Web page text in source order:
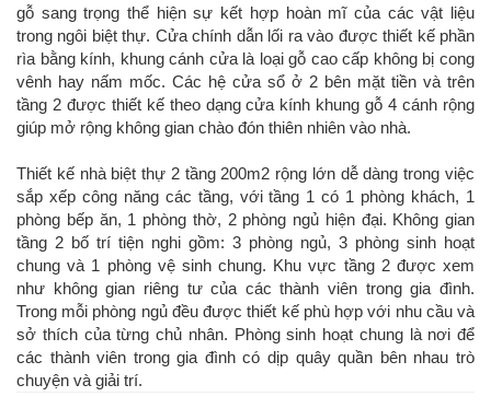
gỗ sang trọng thể hiện sự kết hợp hoàn mĩ của các vật liệu
trong ngôi biệt thự. Cửa chính dẫn lối ra vào được thiết kế phần
rìa bằng kính, khung cánh cửa là loại gỗ cao cấp không bị cong
vênh hay nấm mốc. Các hệ cửa sổ ở 2 bên mặt tiền và trên
tầng 2 được thiết kế theo dạng cửa kính khung gỗ 4 cánh rộng
giúp mở rộng không gian chào đón thiên nhiên vào nhà.
Thiết kế nhà biệt thự 2 tầng 200m2 rộng lớn dễ dàng trong việc
sắp xếp công năng các tầng, với tầng 1 có 1 phòng khách, 1
phòng bếp ăn, 1 phòng thờ, 2 phòng ngủ hiện đại. Không gian
tầng 2 bố trí tiện nghi gồm: 3 phòng ngủ, 3 phòng sinh hoạt
chung và 1 phòng vệ sinh chung. Khu vực tầng 2 được xem
như không gian riêng tư của các thành viên trong gia đình.
Trong mỗi phòng ngủ đều được thiết kế phù hợp với nhu cầu và
sở thích của từng chủ nhân. Phòng sinh hoạt chung là nơi để
các thành viên trong gia đình có dịp quây quần bên nhau trò
chuyện và giải trí.